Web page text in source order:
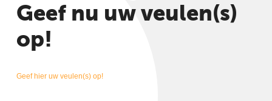
Geef nu uw veulen(s)
op!
Geef hier uw veulen(s) op!